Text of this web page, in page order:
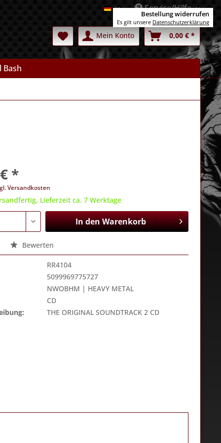
DeutschService/Hilfe
Mein Konto 0,00 € *
Bash
*
Versandkosten
Lieferzeit ca. 7 Werktage
In denWarenkorb
Bewerten
RR4104
5099969775727
NWOBHM | HEAVY METAL
CD
THE ORIGINAL SOUNDTRACK 2 CD
Bestellung widerrufen
Es gilt unsere Datenschutzerklärung